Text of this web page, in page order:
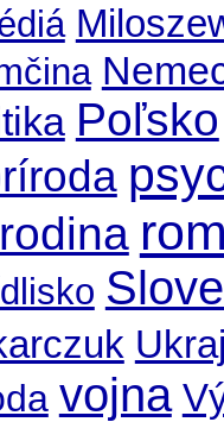
Poľsko
rodina
vojna